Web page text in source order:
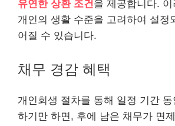
유연한 상환 조건 을 제공합니다.
개인의 생활 수준을 고려하여 설정
어질 수 있습니다.
채무 경감 혜택
개인회생 절차를 통해 일정 기간
하기만 하면, 후에 남은 채무가 면